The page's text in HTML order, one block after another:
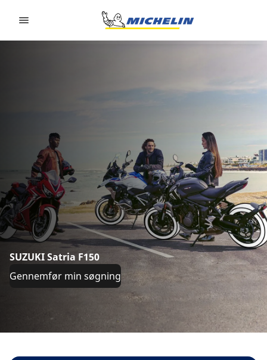
SUZUKI Satria F150
Gennemfør min søgning